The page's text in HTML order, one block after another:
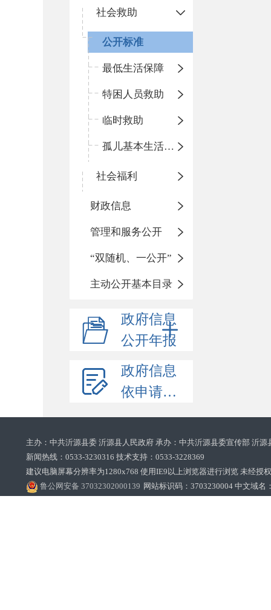
社会救助
公开标准
最低生活保障
特困人员救助
临时救助
孤儿基本生活保障
社会福利
财政信息
管理和服务公开
“双随机、一公开”
主动公开基本目录
政府信息
公开年报
政府信息
依申请公开
主办：中共沂源县委 沂源县人民政府 承办：中共沂源县委宣传部 沂
新闻热线：0533-3230316 技术支持：0533-3228369‌‌
建议电脑屏幕分辨率为1280x768 使用IE9以上浏览器进行浏览 未经授
鲁公网安备 37032302000139 网站标识码：3703230004 中文域名